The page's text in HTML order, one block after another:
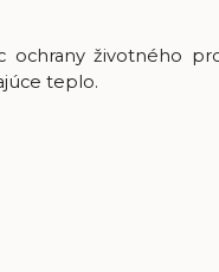
životného
teplo.